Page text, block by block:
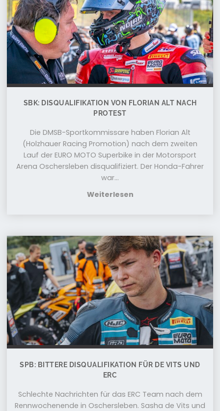
SBK: DISQUALIFIKATION VON FLORIAN ALT NACH
PROTEST
Die DMSB-Sportkommissare haben Florian Alt
(Holzhauer Racing Promotion) nach dem zweiten
Lauf der EURO MOTO Superbike in der Motorsport
Arena Oschersleben disqualifiziert. Der Honda-Fahrer
war...
Weiterlesen
SPB: BITTERE DISQUALIFIKATION FÜR DE VITS UND
ERC
Schlechte Nachrichten für das ERC Team nach dem
Rennwochenende in Oschersleben. Sasha de Vits und